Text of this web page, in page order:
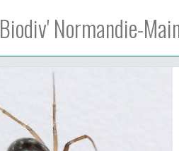
Biodiv' Normandie-